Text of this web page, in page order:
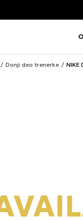
Donji deo trenerke NIKE